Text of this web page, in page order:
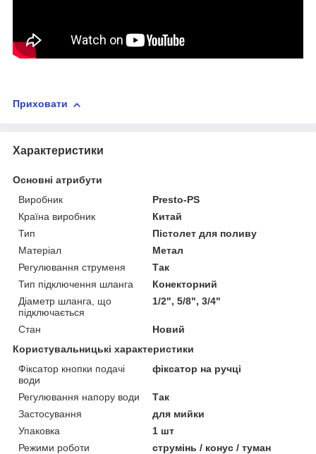
Приховати
Характеристики
Основні атрибути
Виробник
Presto-PS
Країна виробник
Китай
Тип
Пістолет для поливу
Матеріал
Метал
Регулювання струменя
Так
Тип підключення шланга
Конекторний
Діаметр шланга, що
підключається
1/2", 5/8", 3/4"
Стан
Новий
Користувальницькі характеристики
Фіксатор кнопки подачі
води
фіксатор на ручці
Регулювання напору води
Так
Застосування
для мийки
Упаковка
1 шт
Режими роботи
струмінь / конус / туман